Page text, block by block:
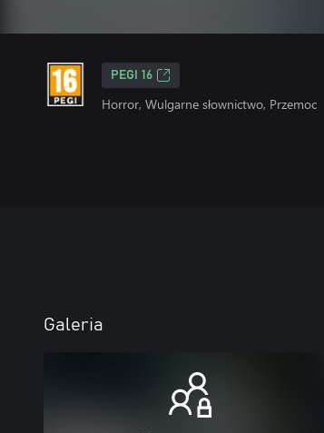
PEGI 16
Horror, Wulgarne słownictwo, Przemoc
Galeria